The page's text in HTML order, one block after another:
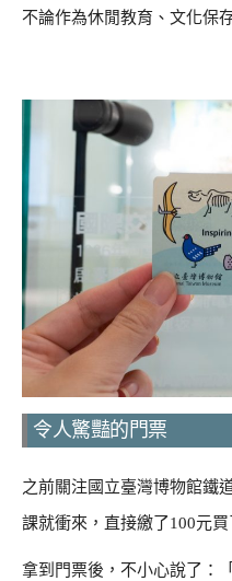
不論作為休閒教育、文化保
令人驚豔的門票
之前關注國立臺灣博物館鐵
課就衝來，直接繳了100元買
拿到門票後，不小心說了：